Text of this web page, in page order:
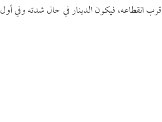
انقطاعه، فيكون الدينار في حال شدته وفي أول